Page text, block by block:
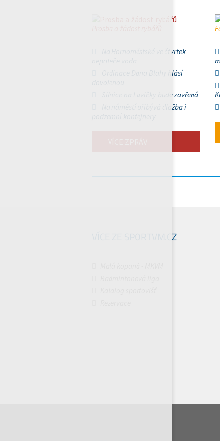
Na Hornoměstské ve čtvrtek
Ordinace Dana Blahy hlásí
Silnice na Lavičky bude zavřená
Na náměstí přibývá dlažba i
VÍCE ZE SPORTVM.CZ